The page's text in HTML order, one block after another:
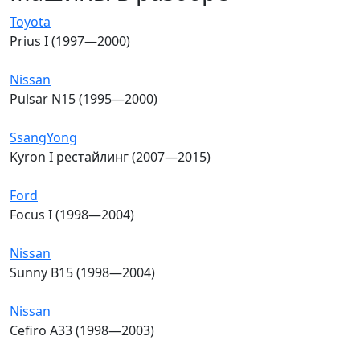
Toyota
Prius I (1997—2000)
Nissan
Pulsar N15 (1995—2000)
SsangYong
Kyron I рестайлинг (2007—2015)
Ford
Focus I (1998—2004)
Nissan
Sunny B15 (1998—2004)
Nissan
Cefiro A33 (1998—2003)